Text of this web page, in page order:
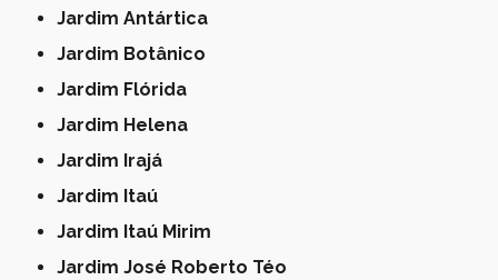
Jardim Antártica
Jardim Botânico
Jardim Flórida
Jardim Helena
Jardim Irajá
Jardim Itaú
Jardim Itaú Mirim
Jardim José Roberto Téo